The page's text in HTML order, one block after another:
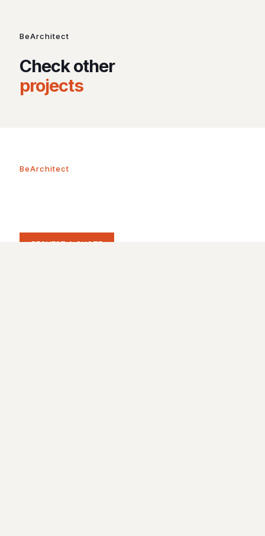
BeArchitect
Check other
projects
BeArchitect
REQUEST A QUOTE